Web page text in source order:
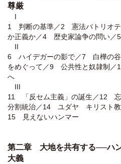
尊厳
I
1 判断の基準／2 憲法パトリオ
か正義か／4 歴史家論争の問い／
II
6 ハイデガーの影で／7 白樺の
をめぐって／9 公共性と奴隷制／
へ
III
11 「反セム主義」の誕生／12
分割統治／14 ユダヤ゠キリスト
15 見えないハンマー
第二章 大地を共有する──ハ
大義